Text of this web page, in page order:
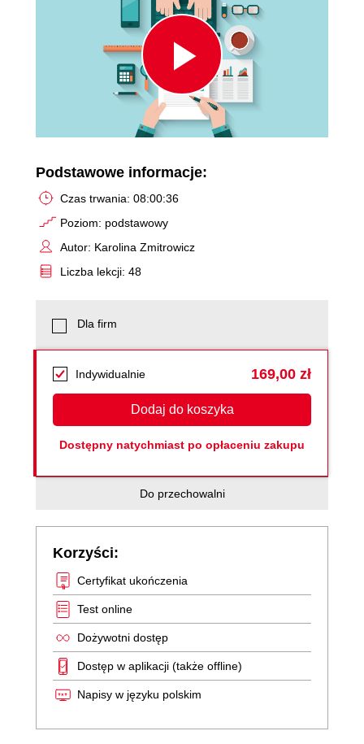
Play
Video
Podstawowe informacje:
Czas trwania: 08:00:36
Poziom: podstawowy
Autor: Karolina Zmitrowicz
Liczba lekcji: 48
Dla firm
Indywidualnie 169,00 zł
Dodaj do koszyka
Dostępny natychmiast po opłaceniu zakupu
Do przechowalni
Korzyści:
Certyfikat ukończenia
Test online
Dożywotni dostęp
Dostęp w aplikacji (także offline)
Napisy w języku polskim